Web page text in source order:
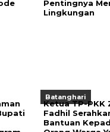
Pentingnya
Lingkungan
Batanghari
Ketua TP-PKK
Fadhil
Bantuan